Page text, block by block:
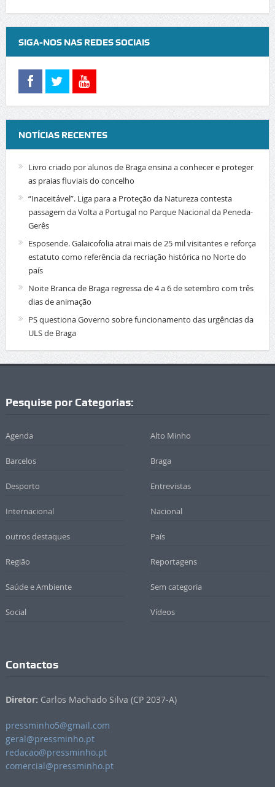
SIGA-NOS NAS REDES SOCIAIS
NOTÍCIAS RECENTES
Livro criado por alunos de Braga ensina a conhecer e proteger
as praias fluviais do concelho
“Inaceitável”. Liga para a Proteção da Natureza contesta
passagem da Volta a Portugal no Parque Nacional da Peneda-
Gerês
Esposende. Galaicofolia atrai mais de 25 mil visitantes e reforça
estatuto como referência da recriação histórica no Norte do
país
Noite Branca de Braga regressa de 4 a 6 de setembro com três
dias de animação
PS questiona Governo sobre funcionamento das urgências da
ULS de Braga
Pesquise por Categorias:
Agenda Alto Minho
Barcelos Braga
Desporto Entrevistas
Internacional Nacional
outros destaques País
Região Reportagens
Saúde e Ambiente Sem categoria
Social Vídeos
Contactos
Diretor: Carlos Machado Silva (CP 2037-A)
pressminho5@gmail.com
geral@pressminho.pt
redacao@pressminho.pt
comercial@pressminho.pt